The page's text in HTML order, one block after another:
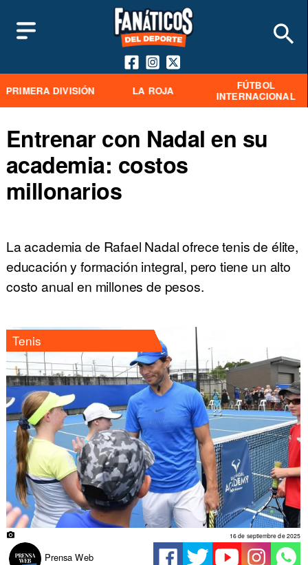
PRIMERA DIVISIÓN LA ROJA
FÚTBOL
INTERNACIONAL
Entrenar con Nadal en su
academia: costos
millonarios
La academia de Rafael Nadal ofrece tenis de élite,
educación y formación integral, pero tiene un alto
costo anual en millones de pesos.
Tenis
Prensa Web
16 de septiembre de 2025